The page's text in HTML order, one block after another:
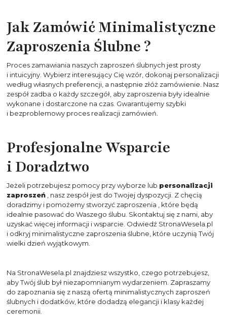
Jak Zamówić Minimalistyczne
Zaproszenia Ślubne ?
Proces zamawiania naszych zaproszeń ślubnych jest prosty
i intuicyjny. Wybierz interesujący Cię wzór, dokonaj personalizacji
według własnych preferencji, a następnie złóż zamówienie. Nasz
zespół zadba o każdy szczegół, aby zaproszenia były idealnie
wykonane i dostarczone na czas. Gwarantujemy szybki
i bezproblemowy proces realizacji zamówień.
Profesjonalne Wsparcie
i Doradztwo
Jeżeli potrzebujesz pomocy przy wyborze lub personalizacji
zaproszeń , nasz zespół jest do Twojej dyspozycji. Z chęcią
doradzimy i pomożemy stworzyć zaproszenia , które będą
idealnie pasować do Waszego ślubu. Skontaktuj się z nami, aby
uzyskać więcej informacji i wsparcie. Odwiedź StronaWesela.pl
i odkryj minimalistyczne zaproszenia ślubne, które uczynią Twój
wielki dzień wyjątkowym.
Na StronaWesela.pl znajdziesz wszystko, czego potrzebujesz,
aby Twój ślub był niezapomnianym wydarzeniem. Zapraszamy
do zapoznania się z naszą ofertą minimalistycznych zaproszeń
ślubnych i dodatków, które dodadzą elegancji i klasy każdej
ceremonii.